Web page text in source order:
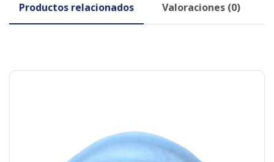
Productos relacionados Valoraciones (0)